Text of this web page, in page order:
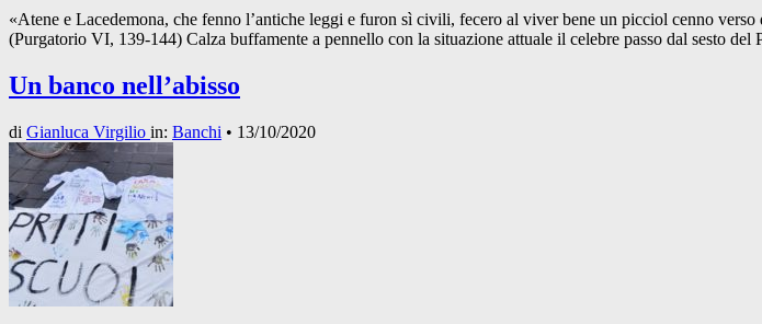
«Atene e Lacedemona, che fenno l’antiche leggi e furon sì civili, fecero al viver bene un picciol cenno
(Purgatorio VI, 139-144) Calza buffamente a pennello con la situazione attuale il celebre passo dal sesto del
Un banco nell’abisso
di Gianluca Virgilio in: Banchi • 13/10/2020